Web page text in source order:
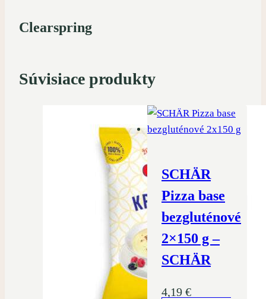
Clearspring
Súvisiace produkty
SCHÄR
Pizza base
bezgluténové
2×150 g –
SCHÄR
4,19 €